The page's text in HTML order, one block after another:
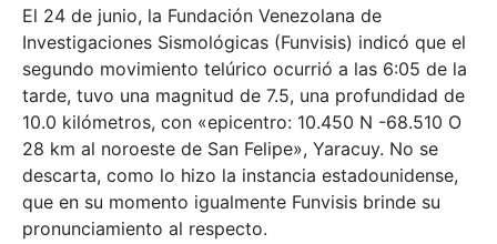
El 24 de junio, la Fundación Venezolana de
Investigaciones Sismológicas (Funvisis) indicó que el
segundo movimiento telúrico ocurrió a las 6:05 de la
tarde, tuvo una magnitud de 7.5, una profundidad de
10.0 kilómetros, con «epicentro: 10.450 N -68.510 O
28 km al noroeste de San Felipe», Yaracuy. No se
descarta, como lo hizo la instancia estadounidense,
que en su momento igualmente Funvisis brinde su
pronunciamiento al respecto.